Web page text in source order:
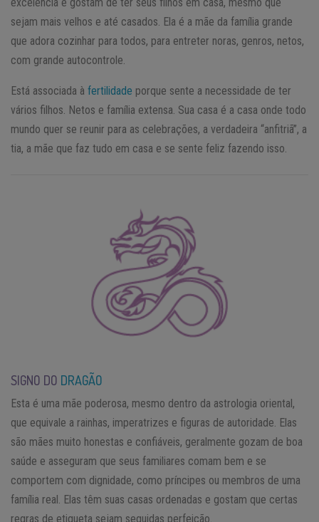
sejam mais velhos e até casados. Ela é a mãe da família grande
que adora cozinhar para todos, para entreter noras, genros, netos,
com grande autocontrole.
Está associada à fertilidade porque sente a necessidade de ter
vários filhos. Netos e família extensa. Sua casa é a casa onde todo
mundo quer se reunir para as celebrações, a verdadeira “anfitriã”, a
tia, a mãe que faz tudo em casa e se sente feliz fazendo isso.
SIGNO DO DRAGÃO
Esta é uma mãe poderosa, mesmo dentro da astrologia oriental,
que equivale a rainhas, imperatrizes e figuras de autoridade. Elas
são mães muito honestas e confiáveis, geralmente gozam de boa
saúde e asseguram que seus familiares comam bem e se
comportem com dignidade, como príncipes ou membros de uma
família real. Elas têm suas casas ordenadas e gostam que certas
regras de etiqueta sejam seguidas perfeição.